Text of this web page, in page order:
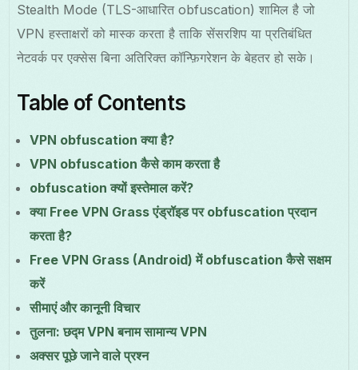
Stealth Mode (TLS-आधारित obfuscation) शामिल है जो
VPN हस्ताक्षरों को मास्क करता है ताकि सेंसरशिप या प्रतिबंधित
नेटवर्क पर एक्सेस बिना अतिरिक्त कॉन्फ़िगरेशन के बेहतर हो सके।
Table of Contents
VPN obfuscation क्या है?
VPN obfuscation कैसे काम करता है
obfuscation क्यों इस्तेमाल करें?
क्या Free VPN Grass एंड्रॉइड पर obfuscation प्रदान
करता है?
Free VPN Grass (Android) में obfuscation कैसे सक्षम
करें
सीमाएं और कानूनी विचार
तुलना: छद्म VPN बनाम सामान्य VPN
अक्सर पूछे जाने वाले प्रश्न